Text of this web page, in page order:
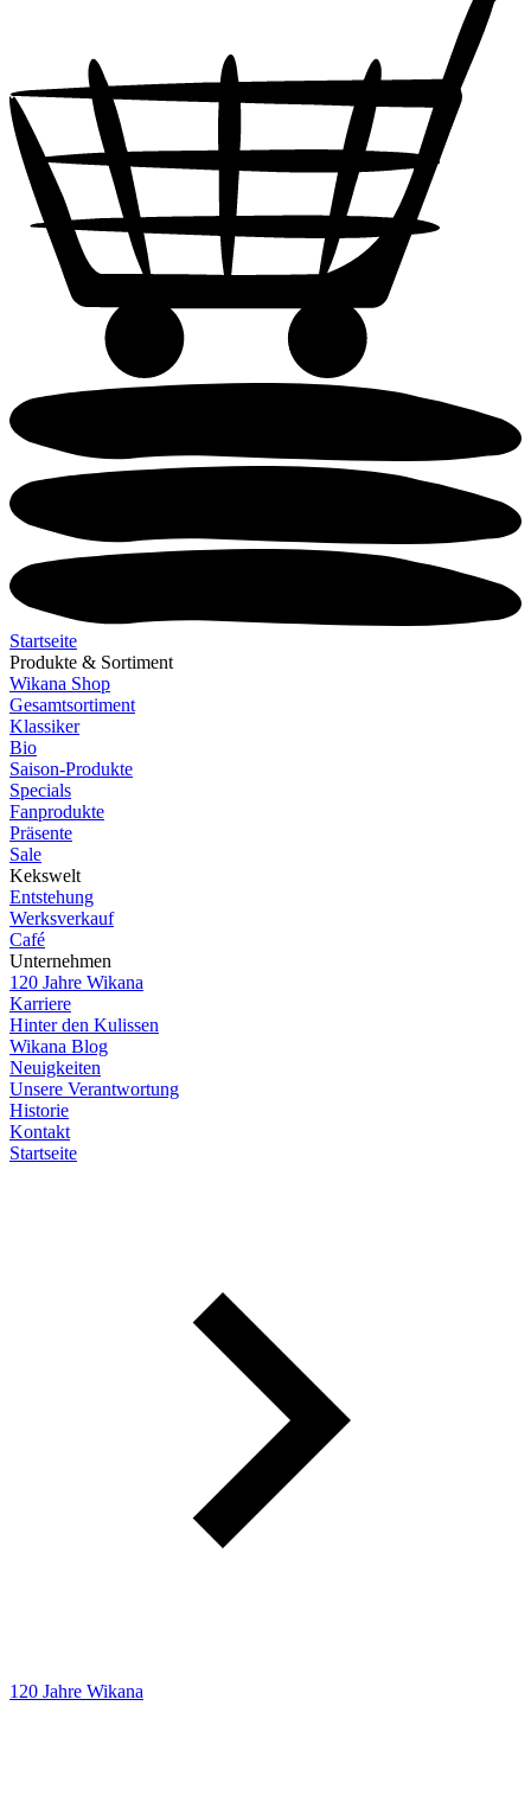
Startseite
Produkte & Sortiment
Wikana Shop
Gesamtsortiment
Klassiker
Bio
Saison-Produkte
Specials
Fanprodukte
Präsente
Sale
Kekswelt
Entstehung
Werksverkauf
Café
Unternehmen
120 Jahre Wikana
Karriere
Hinter den Kulissen
Wikana Blog
Neuigkeiten
Unsere Verantwortung
Historie
Kontakt
Startseite
120 Jahre Wikana